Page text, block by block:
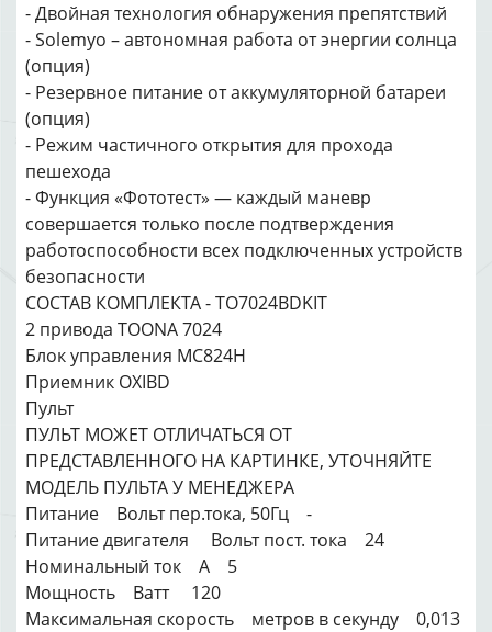
- Двойная технология обнаружения препятствий
- Solemyo – автономная работа от энергии солнца
(опция)
- Резервное питание от аккумуляторной батареи
(опция)
- Режим частичного открытия для прохода
пешехода
- Функция «Фототест» — каждый маневр
совершается только после подтверждения
работоспособности всех подключенных устройств
безопасности
СОСТАВ КОМПЛЕКТА - TO7024BDKIT
2 привода ТОONA 7024
Блок управления МС824Н
Приемник OXIBD
Пульт
ПУЛЬТ МОЖЕТ ОТЛИЧАТЬСЯ ОТ
ПРЕДСТАВЛЕННОГО НА КАРТИНКЕ, УТОЧНЯЙТЕ
МОДЕЛЬ ПУЛЬТА У МЕНЕДЖЕРА
Питание Вольт пер.тока, 50Гц -
Питание двигателя Вольт пост. тока 24
Номинальный ток А 5
Мощность Ватт 120
Максимальная скорость метров в секунду 0,013